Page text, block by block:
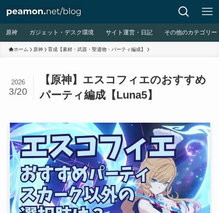
原神 ガジェット・デスク環境 サイト運営・日記 その他のカテゴリー
ホーム 原神 育成【素材・武器・聖遺物・パーティ編成】
【原神】エスコフィエのおすすめ
パーティ編成【Luna5】
2026
3/20